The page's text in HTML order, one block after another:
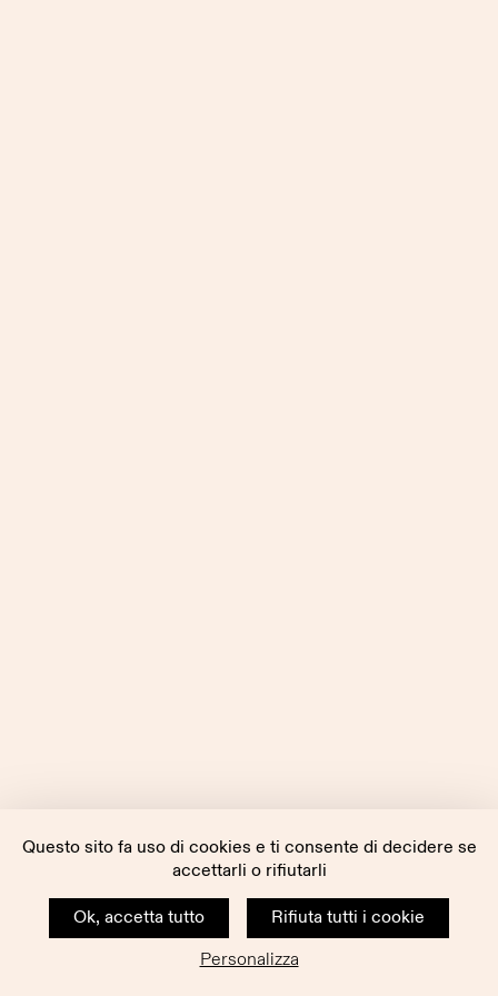
Questo sito fa uso di cookies e ti consente di decidere se
accettarli o rifiutarli
Ok, accetta tutto
Rifiuta tutti i cookie
Personalizza